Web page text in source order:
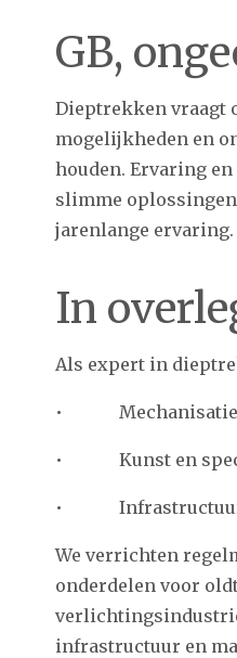
GB,
Dieptrekken vraagt
mogelijkheden en
houden. Ervaring
slimme oplossingen
jarenlange
In
Als expert in
• Mechanisatie
• Kunst en
• Infrastructuur
We verrichten
onderdelen voor
verlichtingsindustrie
infrastructuur en